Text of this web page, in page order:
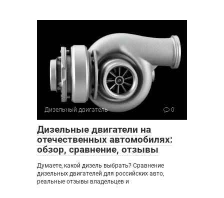
Дизельный двигатель 0
Дизельные двигатели на
отечественных автомобилях:
обзор, сравнение, отзывы
Думаете, какой дизель выбрать? Сравнение
дизельных двигателей для российских авто,
реальные отзывы владельцев и